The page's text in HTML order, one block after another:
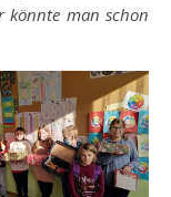
könnte man schon